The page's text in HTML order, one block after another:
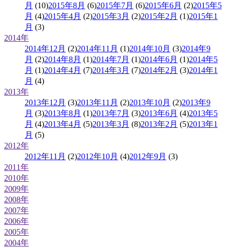
月 (10)2015年8月 (6)2015年7月 (6)2015年6月 (2)2015年5
月 (4)2015年4月 (2)2015年3月 (2)2015年2月 (1)2015年1
月 (3)
2014年
2014年12月 (2)2014年11月 (1)2014年10月 (3)2014年9
月 (2)2014年8月 (1)2014年7月 (1)2014年6月 (1)2014年5
月 (1)2014年4月 (7)2014年3月 (7)2014年2月 (3)2014年1
月 (4)
2013年
2013年12月 (3)2013年11月 (2)2013年10月 (2)2013年9
月 (3)2013年8月 (1)2013年7月 (3)2013年6月 (4)2013年5
月 (4)2013年4月 (5)2013年3月 (8)2013年2月 (5)2013年1
月 (5)
2012年
2012年11月 (2)2012年10月 (4)2012年9月 (3)
2011年
2010年
2009年
2008年
2007年
2006年
2005年
2004年